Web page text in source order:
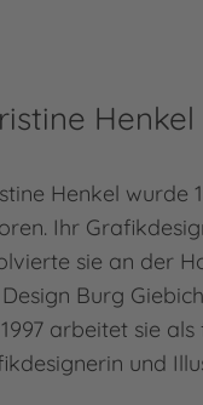
Henkel
Henkel wurde
Ihr
sie an der
Burg
arbeitet sie
und